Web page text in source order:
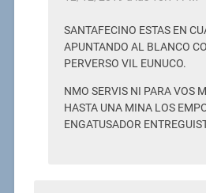
SANTAFECINO ESTAS EN
APUNTANDO AL BLANCO
PERVERSO VIL EUNUCO.
NMO SERVIS NI PARA VOS
HASTA UNA MINA LOS
ENGATUSADOR